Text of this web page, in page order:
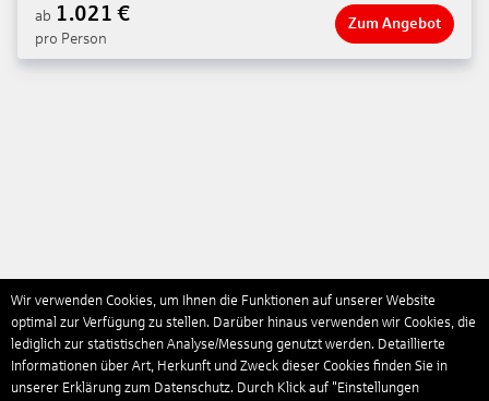
ab 1.021 €
pro Person
Zum Angebot
Wir verwenden Cookies, um Ihnen die Funktionen auf unserer Website
optimal zur Verfügung zu stellen. Darüber hinaus verwenden wir Cookies, die
lediglich zur statistischen Analyse/Messung genutzt werden. Detaillierte
Informationen über Art, Herkunft und Zweck dieser Cookies finden Sie in
unserer Erklärung zum Datenschutz. Durch Klick auf "Einstellungen